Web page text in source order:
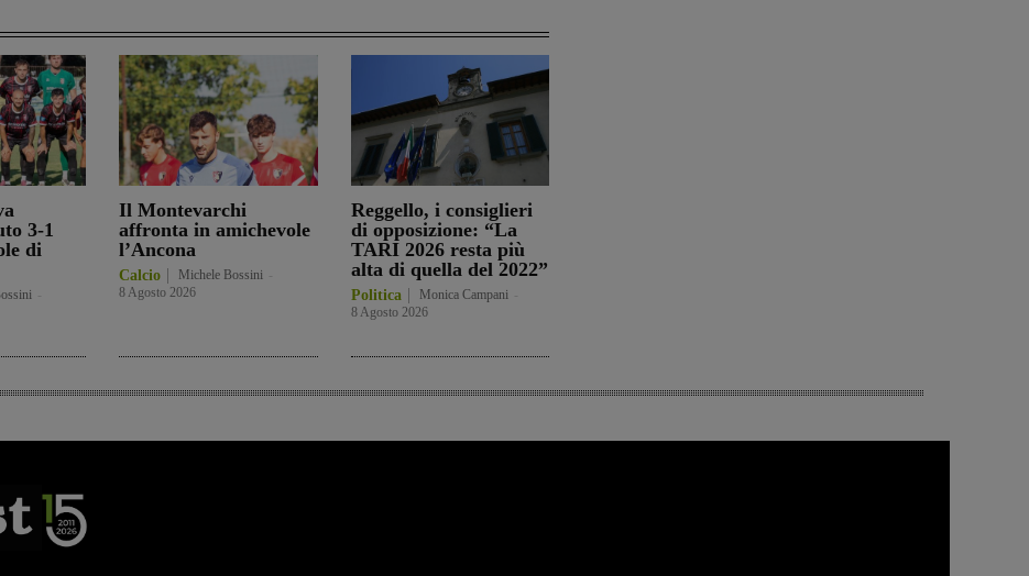
3-1
di
Il Montevarchi
affronta in amichevole
l’Ancona
Calcio Michele Bossini
8 Agosto 2026
Reggello, i consiglieri
di opposizione: “La
TARI 2026 resta più
alta di quella del 2022”
Politica Monica Campani
8 Agosto 2026